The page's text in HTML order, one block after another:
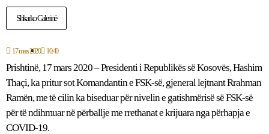
Shkarko Galerinë
17 mars 2020 10:40
Prishtinë, 17 mars 2020 – Presidenti i Republikës së Kosovës, Hashim
Thaçi, ka pritur sot Komandantin e FSK-së, gjeneral lejtnant Rrahman
Ramën, me të cilin ka biseduar për nivelin e gatishmërisë së FSK-së
për të ndihmuar në përballje me rrethanat e krijuara nga përhapja e
COVID-19.